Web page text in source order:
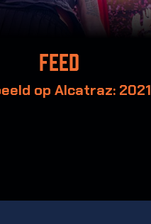
Feed
op Alcatraz: 2021